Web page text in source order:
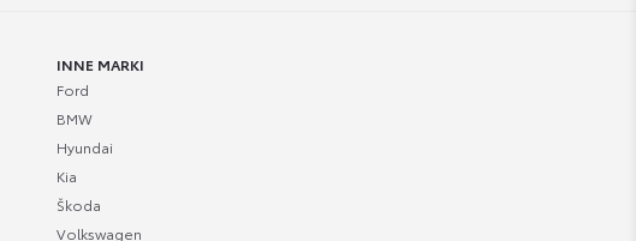
INNE MARKI
Ford
BMW
Hyundai
Kia
Škoda
Volkswagen